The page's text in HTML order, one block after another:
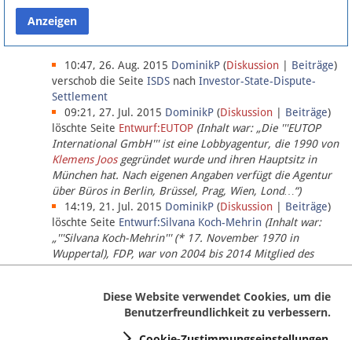
Datenschutz
Über Lobbypedia
Impressum
10:47, 26. Aug. 2015 DominikP (Diskussion Beiträge)
verschob die Seite ISDS nach Investor-State-Dispute-
Settlement
09:21, 27. Jul. 2015 DominikP (Diskussion Beiträge)
löschte Seite Entwurf:EUTOP (Inhalt war: „Die '''EUTOP
International GmbH''' ist eine Lobbyagentur, die 1990 von
Klemens Joosgegründet wurde und ihren Hauptsitz in
München hat. Nach eigenen Angaben verfügt die Agentur
über Büros in Berlin, Brüssel, Prag, Wien, Lond…“)
14:19, 21. Jul. 2015 DominikP (Diskussion Beiträge)
löschte Seite Entwurf:Silvana Koch-Mehrin (Inhalt war:
„'''Silvana Koch-Mehrin''' (* 17. November 1970 in
Wuppertal), FDP, war von 2004 bis 2014 Mitglied des
Europäischen Parlaments, seit November 2014 ist sie für
Diese Website verwendet Cookies, um die
Benutzerfreundlichkeit zu verbessern.